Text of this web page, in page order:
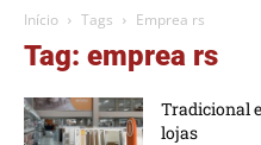
Início Tags Emprea rs
Tag: emprea rs
Tradicional
lojas